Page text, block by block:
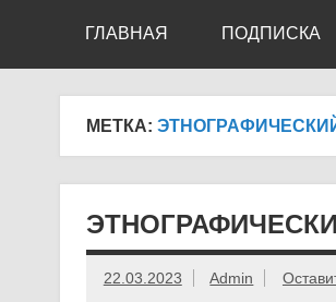
ГЛАВНАЯ ПОДПИСКА
МЕТКА:
22.03.2023 Admin